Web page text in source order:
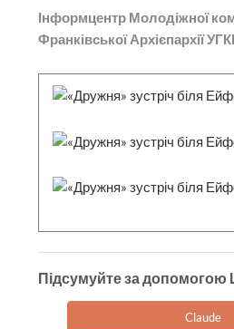
Інформцентр Молодіжної
Франківської Архієпархії
Підсумуйте за допомогою
Claude